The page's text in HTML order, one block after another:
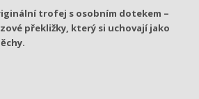
trofej s osobním dotekem –
překližky, který si uchovají jako